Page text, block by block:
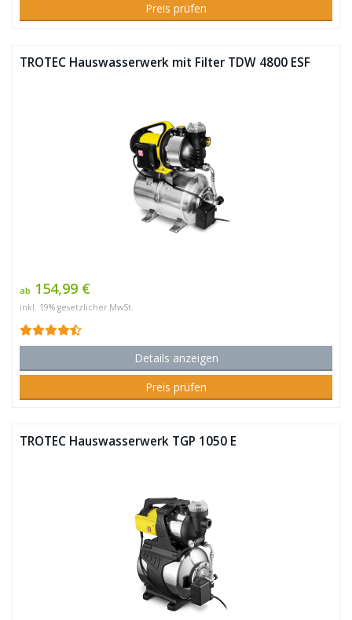
Preis prüfen
TROTEC Hauswasserwerk mit Filter TDW 4800 ESF
ab 154,99 €
inkl. 19% gesetzlicher MwSt.
Details anzeigen
Preis prüfen
TROTEC Hauswasserwerk TGP 1050 E